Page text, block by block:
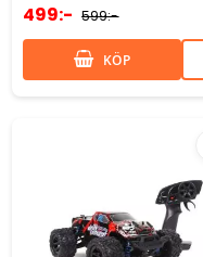
499:- 599:-
KÖP